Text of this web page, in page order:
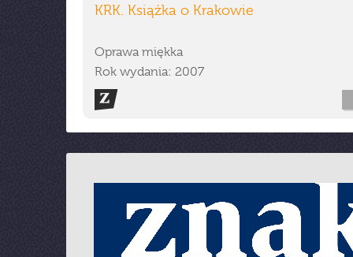
KRK. Książka o Krakowie
Oprawa miękka
Rok wydania: 2007